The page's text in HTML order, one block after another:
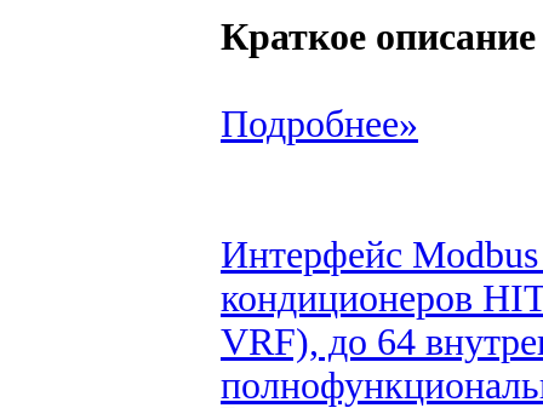
Краткое описание
Подробнее»
Интерфейс
кондиционеров
VRF), до 64